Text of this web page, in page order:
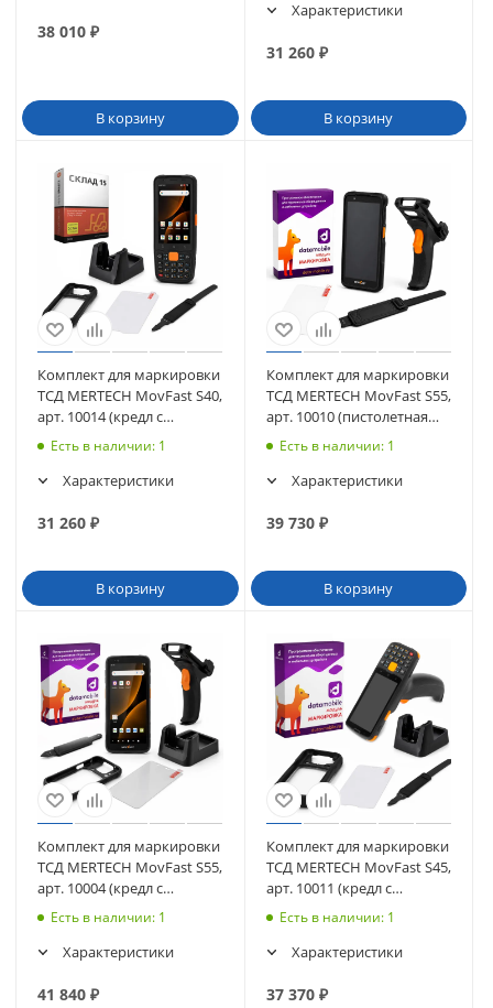
38 010 ₽
В корзину
Характеристики
31 260₽
В корзину
Комплект для маркировки
ТСД MERTECH MovFast S40,
арт. 10014 (кредл с
передачей, чехол, стекло,
Есть в наличии: 1
Характеристики
31 260 ₽
В корзину
Комплект для маркировки
ТСД MERTECH MovFast S55,
арт. 10010 (пистолетная
рукоятка, чехол, стекло,
Есть в наличии: 1
Характеристики
39 730₽
В корзину
Комплект для маркировки
ТСД MERTECH MovFast S55,
арт. 10004 (кредл с
передачей, пистолетная
ремешок) + ПО DataMobile
Есть в наличии: 1
Характеристики
41 840 ₽
Комплект для маркировки
ТСД MERTECH MovFast S45,
арт. 10011 (кредл с
передачей, чехол, стекло,
Есть в наличии: 1
Характеристики
37 370₽